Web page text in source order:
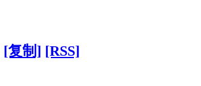
[复制] [RSS]